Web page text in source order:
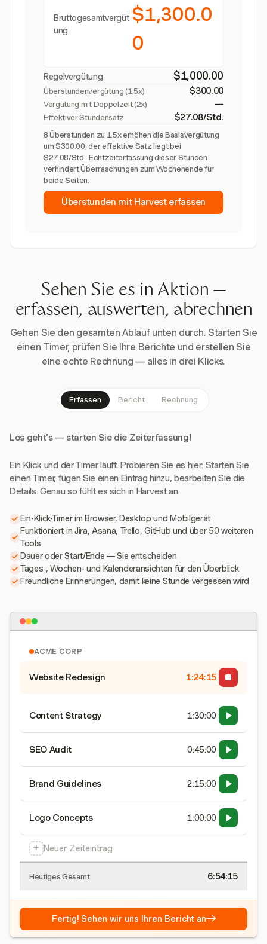
Bruttogesamtvergüt
ung
$1,300.0
0
Regelvergütung $1,000.00
Überstundenvergütung (1.5x) $300.00
Vergütung mit Doppelzeit (2x) —
Effektiver Stundensatz $27.08/Std.
8 Überstunden zu 1.5x erhöhen die Basisvergütung
um $300.00; der effektive Satz liegt bei
$27.08/Std.. Echtzeiterfassung dieser Stunden
verhindert Überraschungen zum Wochenende für
beide Seiten.
Überstunden mit Harvest erfassen
Sehen Sie es in Aktion —
erfassen, auswerten, abrechnen
Gehen Sie den gesamten Ablauf unten durch. Starten Sie
einen Timer, prüfen Sie Ihre Berichte und erstellen Sie
eine echte Rechnung — alles in drei Klicks.
Erfassen Bericht Rechnung
Los geht's — starten Sie die Zeiterfassung!
Ein Klick und der Timer läuft. Probieren Sie es hier: Starten Sie
einen Timer, fügen Sie einen Eintrag hinzu, bearbeiten Sie die
Details. Genau so fühlt es sich in Harvest an.
Ein-Klick-Timer im Browser, Desktop und Mobilgerät
Funktioniert in Jira, Asana, Trello, GitHub und über 50 weiteren
Tools
Dauer oder Start/Ende — Sie entscheiden
Tages-, Wochen- und Kalenderansichten für den Überblick
Freundliche Erinnerungen, damit keine Stunde vergessen wird
ACME CORP
Website Redesign 1:24:15
Content Strategy 1:30:00
SEO Audit 0:45:00
Brand Guidelines 2:15:00
Logo Concepts 1:00:00
+ Neuer Zeiteintrag
Heutiges Gesamt 6:54:15
Fertig! Sehen wir uns Ihren Bericht an→